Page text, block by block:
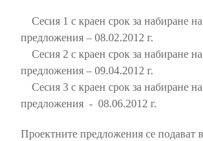
Сесия 1 с краен срок за набиране
предложения – 08.02.2012 г.
Сесия 2 с краен срок за набиране
предложения – 09.04.2012 г.
Сесия 3 с краен срок за набиране
предложения - 08.06.2012 г.
Проектните предложения се подават